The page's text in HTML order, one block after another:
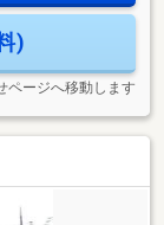
ルホームHP
)
ページへ移動します